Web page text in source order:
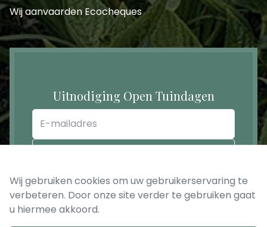
Wij aanvaarden Ecocheques
Uitnodiging Open Tuindagen
E-
mailadres
Wij gebruiken cookies om uw gebruikerservaring te
verbeteren. Door onze site verder te gebruiken gaat
u hiermee akkoord.